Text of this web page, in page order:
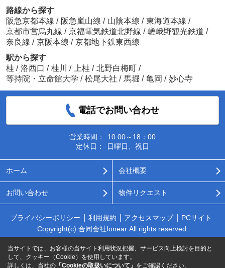
路線から探す
阪急京都本線 / 阪急嵐山線 / 山陰本線 / 東海道本線 /
京都市営烏丸線 / 京福電気鉄道北野線 / 嵯峨野観光鉄道 /
奈良線 / 京阪本線 / 京都地下鉄東西線
駅から探す
桂 / 洛西口 / 桂川 / 上桂 / 北野白梅町 /
等持院・立命館大学 / 松尾大社 / 馬堀 / 亀岡 / 妙心寺
電話でお問い合わせ
営業時間：
10:00～18：00
定休日：
日曜日、祝日
ホーム 会社概要
お問い合わせ 物件リクエスト
プライバシーポリシー 利用規約 アクセスマップ
PCサイト
Copyright(c) 合同会社Ionear All rights reserved.
当サイトでは、お客様の当サイト利用状況把握、サービス向上検討を目的と
して、クッキー（Cookie）を使用しています。
詳しくは、当社の 「Cookieの取扱いについて」 をご確認ください。